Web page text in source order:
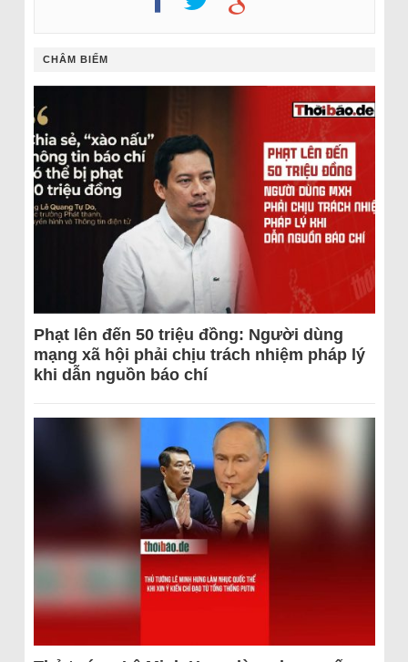
CHÂM BIẾM
Phạt lên đến 50 triệu đồng: Người dùng
mạng xã hội phải chịu trách nhiệm pháp lý
khi dẫn nguồn báo chí